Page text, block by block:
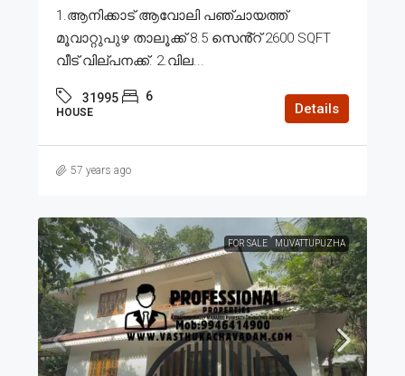
1.ആനിക്കാട് ആവോലി പഞ്ചായത്ത്
മൂവാറ്റുപുഴ താലൂക്ക് 8.5 സെൻ്റ് 2600 SQFT
വീട് വില്പനക്ക്. 2.വില...
31995 6
HOUSE Details
57 years ago
FOR SALE MUVATTUPUZHA